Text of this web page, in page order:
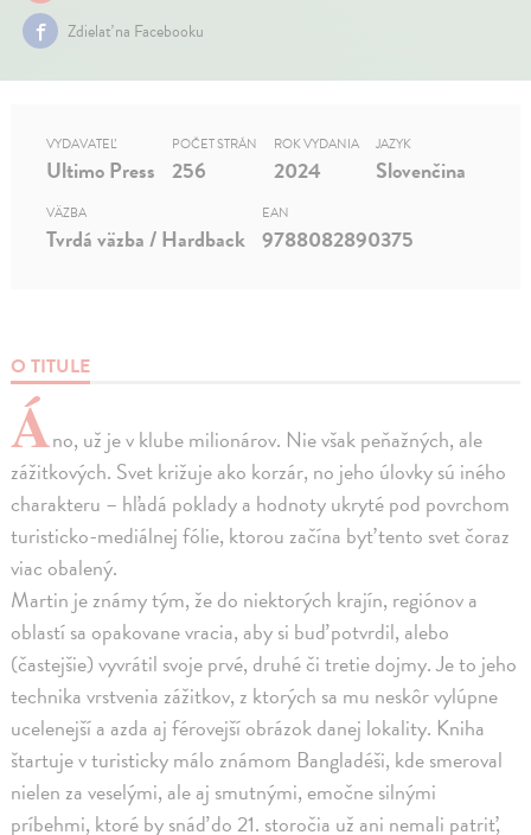
Zdielať na Facebooku
O TITULE
Áno, už je v klube milionárov. Nie však peňažných, ale
zážitkových. Svet križuje ako korzár, no jeho úlovky sú iného
charakteru – hľadá poklady a hodnoty ukryté pod povrchom
turisticko-mediálnej fólie, ktorou začína byť tento svet čoraz
viac obalený.
Martin je známy tým, že do niektorých krajín, regiónov a
oblastí sa opakovane vracia, aby si buď potvrdil, alebo
(častejšie) vyvrátil svoje prvé, druhé či tretie dojmy. Je to jeho
technika vrstvenia zážitkov, z ktorých sa mu neskôr vylúpne
ucelenejší a azda aj férovejší obrázok danej lokality. Kniha
štartuje v turisticky málo známom Bangladéši, kde smeroval
nielen za veselými, ale aj smutnými, emočne silnými
príbehmi, ktoré by snáď do 21. storočia už ani nemali patriť,
VYDAVATEĽ
Ultimo Press
POČET STRÁN
256
ROK VYDANIA
2024
JAZYK
Slovenčina
VÄZBA
Tvrdá väzba / Hardback
EAN
9788082890375